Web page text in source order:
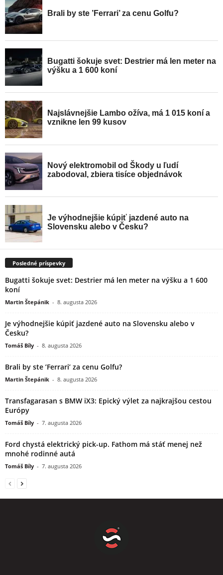
Posledné príspevky
Bugatti šokuje svet: Destrier má len meter na výšku a 1 600
koní
Martin Štepánik - 8. augusta 2026
Je výhodnejšie kúpiť jazdené auto na Slovensku alebo v
Česku?
Tomáš Bíly - 8. augusta 2026
Brali by ste ’Ferrari’ za cenu Golfu?
Martin Štepánik - 8. augusta 2026
Transfagarasan s BMW iX3: Epický výlet za najkrajšou cestou
Európy
Tomáš Bíly - 7. augusta 2026
Ford chystá elektrický pick-up. Fathom má stáť menej než
mnohé rodinné autá
Tomáš Bíly - 7. augusta 2026